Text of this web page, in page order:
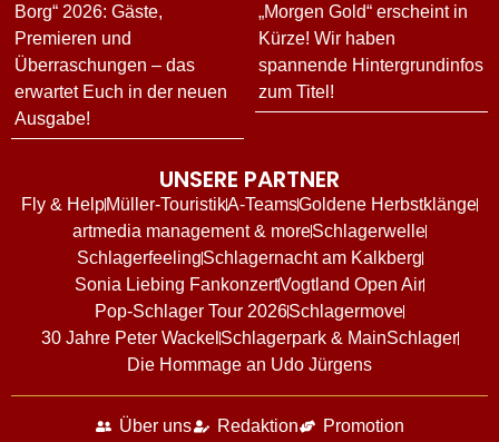
Borg“ 2026: Gäste,
Premieren und
Überraschungen – das
erwartet Euch in der neuen
Ausgabe!
„Morgen Gold“ erscheint in
Kürze! Wir haben
spannende Hintergrundinfos
zum Titel!
UNSERE PARTNER
Fly & HelpMüller-TouristikA-TeamsGoldene Herbstklänge
artmedia management & moreSchlagerwelle
SchlagerfeelingSchlagernacht am Kalkberg
Sonia Liebing FankonzertVogtland Open Air
Pop-Schlager Tour 2026Schlagermove
30 Jahre Peter Wackel Schlagerpark & MainSchlager
Die Hommage an Udo Jürgens
Über uns Redaktion
Promotion